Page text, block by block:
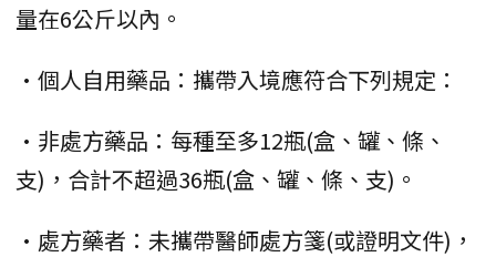
量在6公斤以內。
•個人自用藥品：攜帶入境應符合下列規定：
•非處方藥品：每種至多12瓶(盒、罐、條、
支)，合計不超過36瓶(盒、罐、條、支)。
•處方藥者：未攜帶醫師處方箋(或證明文件)，